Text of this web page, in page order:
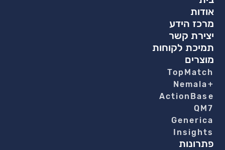
אודות
מרכז הידע
יצירת קשר
תמיכת לקוחות
מוצרים
TopMatch
+Nemala
ActionBase
QM7
Generica
Insights
פתרונות